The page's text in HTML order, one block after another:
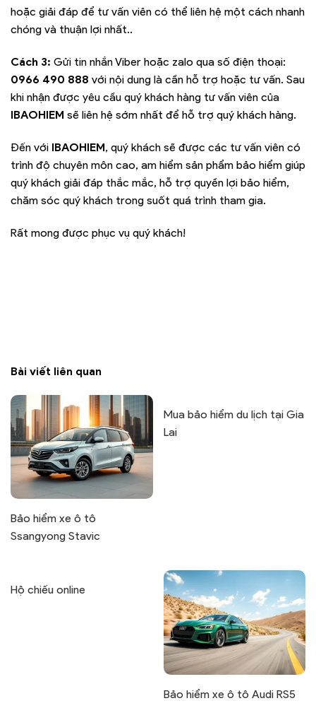
hoặc giải đáp để tư vấn viên có thể liên hệ một cách nhanh
chóng và thuận lợi nhất..
Cách 3: Gửi tin nhắn Viber hoặc zalo qua số điện thoại:
0966 490 888 với nội dung là cần hỗ trợ hoặc tư vấn. Sau
khi nhận được yêu cầu quý khách hàng tư vấn viên của
IBAOHIEM sẽ liên hệ sớm nhất để hỗ trợ quý khách hàng.
Đến với IBAOHIEM, quý khách sẽ được các tư vấn viên có
trình độ chuyên môn cao, am hiểm sản phẩm bảo hiểm giúp
quý khách giải đáp thắc mắc, hỗ trợ quyền lợi bảo hiểm,
chăm sóc quý khách trong suốt quá trình tham gia.
Rất mong được phục vụ quý khách!
Bài viết liên quan
Bảo hiểm xe ô tô
Ssangyong Stavic
Mua bảo hiểm du lịch tại Gia
Lai
Hộ chiếu online
Bảo hiểm xe ô tô Audi RS5